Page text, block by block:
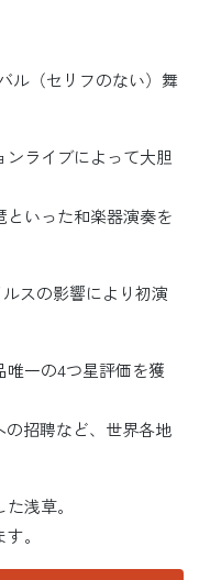
ル（セリフのない）舞
ライブによって大胆
いった和楽器演奏を
スの影響により初演
一の4つ星評価を獲
招聘など、世界各地
浅草。
。